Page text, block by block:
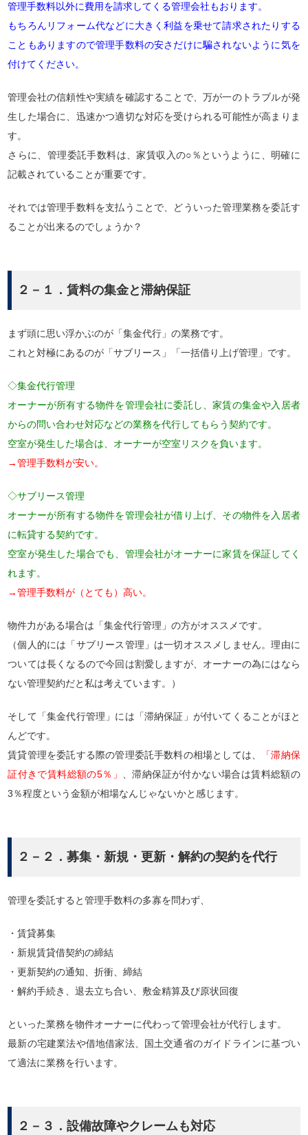
管理手数料以外に費用を請求してくる管理会社もおります。
もちろんリフォーム代などに大きく利益を乗せて請求されたりする
こともありますので管理手数料の安さだけに騙されないように気を
付けてください。
管理会社の信頼性や実績を確認することで、万が一のトラブルが発
生した場合に、迅速かつ適切な対応を受けられる可能性が高まりま
す。
さらに、管理委託手数料は、家賃収入の○％というように、明確に
記載されていることが重要です。
それでは管理手数料を支払うことで、どういった管理業務を委託す
ることが出来るのでしょうか？
２－１．賃料の集金と滞納保証
まず頭に思い浮かぶのが「集金代行」の業務です。
これと対極にあるのが「サブリース」「一括借り上げ管理」です。
◇集金代行管理
オーナーが所有する物件を管理会社に委託し、家賃の集金や入居者
からの問い合わせ対応などの業務を代行してもらう契約です。
空室が発生した場合は、オーナーが空室リスクを負います。
→管理手数料が安い。
◇サブリース管理
オーナーが所有する物件を管理会社が借り上げ、その物件を入居者
に転貸する契約です。
空室が発生した場合でも、管理会社がオーナーに家賃を保証してく
れます。
→管理手数料が（とても）高い。
物件力がある場合は「集金代行管理」の方がオススメです。
（個人的には「サブリース管理」は一切オススメしません。理由に
ついては長くなるので今回は割愛しますが、オーナーの為にはなら
ない管理契約だと私は考えています。）
そして「集金代行管理」には「滞納保証」が付いてくることがほと
んどです。
賃貸管理を委託する際の管理委託手数料の相場としては、
「滞納保
証付きで賃料総額の5％」
、滞納保証が付かない場合は賃料総額の
3％程度という金額が相場なんじゃないかと感じます。
２－２．募集・新規・更新・解約の契約を代行
管理を委託すると管理手数料の多寡を問わず、
・賃貸募集
・新規賃貸借契約の締結
・更新契約の通知、折衝、締結
・解約手続き、退去立ち合い、敷金精算及び原状回復
といった業務を物件オーナーに代わって管理会社が代行します。
最新の宅建業法や借地借家法、国土交通省のガイドラインに基づい
て適法に業務を行います。
２－３．設備故障やクレームも対応